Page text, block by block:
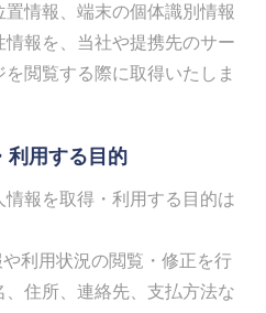
置情報、端末の個体識別情報
報を、当社や提携先のサー
閲覧する際に取得いたしま
利用する目的
報を取得・利用する目的は
利用状況の閲覧・修正を行
住所、連絡先、支払方法な